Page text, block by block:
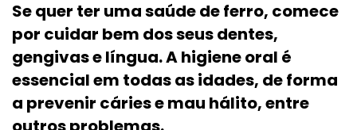
Se quer ter uma saúde de ferro, comece
por cuidar bem dos seus dentes,
gengivas e língua. A higiene oral é
essencial em todas as idades, de forma
a prevenir cáries e mau hálito, entre